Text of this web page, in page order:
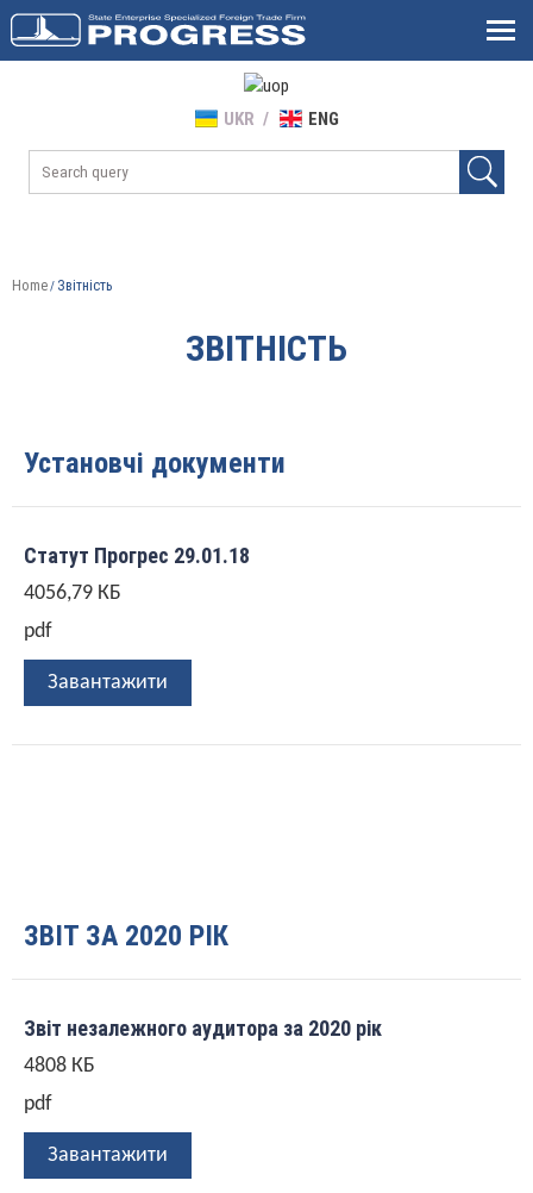
UKR ENG
Home/ Звітність
ЗВІТНІСТЬ
Установчі документи
Статут Прогрес 29.01.18
4056,79 КБ
pdf
Завантажити
ЗВІТ ЗА 2020 РІК
Звіт незалежного аудитора за 2020 рік
4808 КБ
pdf
Завантажити